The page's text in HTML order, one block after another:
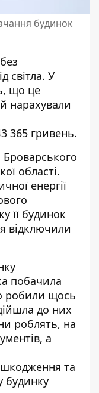
будинок
світла. У
що це
нарахували
365 гривень.
Броварського
області.
енергії
її будинок
відключили
побачила
робили щось
до них
роблять, на
а
та
будинку